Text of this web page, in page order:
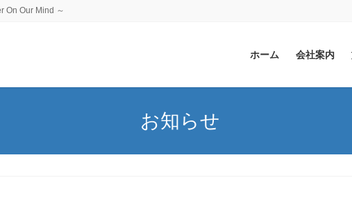
On Our Mind ～
ホーム 会社案内
お知らせ